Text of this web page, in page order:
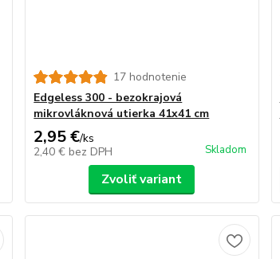
17 hodnotenie
Edgeless 300 - bezokrajová
mikrovláknová utierka 41x41 cm
2,95 €/ks
2,40 € bez DPH Skladom
Zvoliť variant